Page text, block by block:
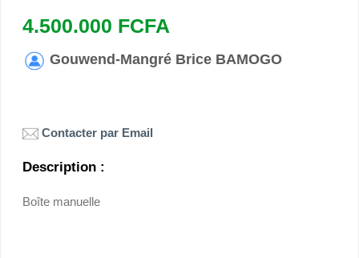
4.500.000 FCFA
Gouwend-Mangré Brice BAMOGO
Contacter par Email
Description :
Boîte manuelle